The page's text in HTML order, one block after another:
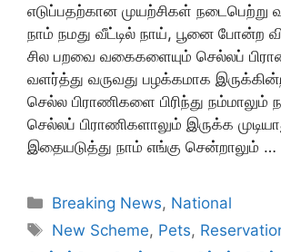
எடுப்பதற்கான முயற்சிகள் நடைபெற்று
நாம் நமது வீட்டில் நாய், பூனை போன்ற
சில பறவை வகைகளையும் செல்லப்
வளர்த்து வருவது பழக்கமாக
செல்ல பிராணிகளை பிரிந்து நம்மாலும்
செல்லப் பிராணிகளாலும் இருக்க
இதையடுத்து நாம் எங்கு சென்றாலும் …
Categories
Breaking News, National
Tags
New Scheme, Pets,